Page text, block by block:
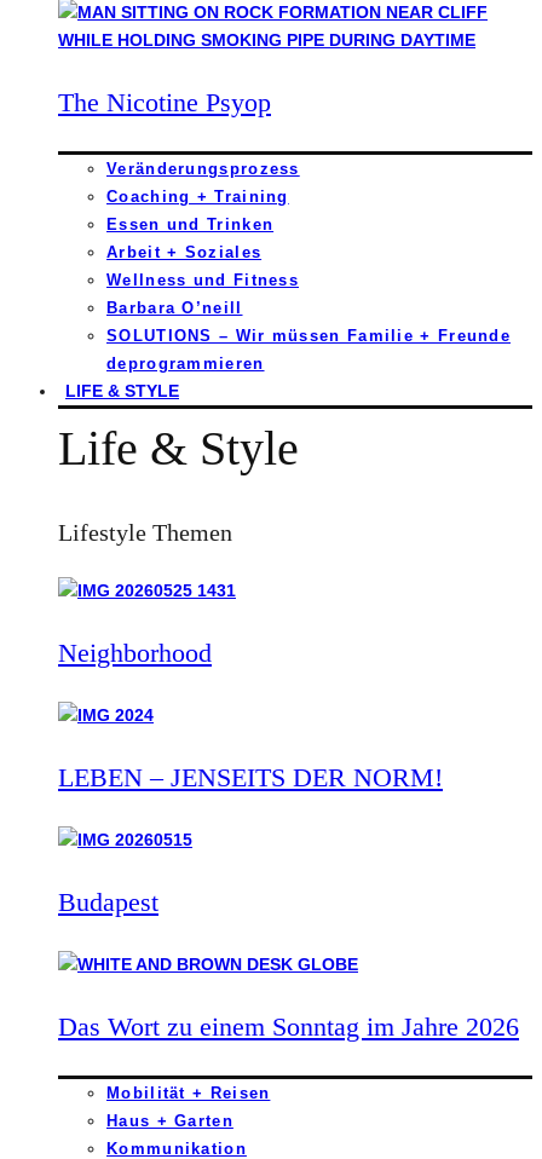
The Nicotine Psyop
Veränderungsprozess
Coaching + Training
Essen und Trinken
Arbeit + Soziales
Wellness und Fitness
Barbara O’neill
SOLUTIONS – Wir müssen Familie + Freunde
deprogrammieren
LIFE & STYLE
Life & Style
Lifestyle Themen
Neighborhood
LEBEN – JENSEITS DER NORM!
Budapest
Das Wort zu einem Sonntag im Jahre 2026
Mobilität + Reisen
Haus + Garten
Kommunikation